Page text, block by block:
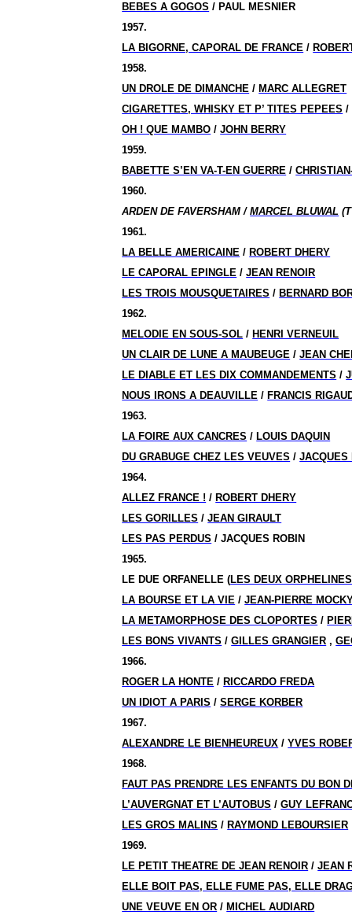
BEBES A GOGOS / PAUL MESNIER
1957.
LA BIGORNE, CAPORAL DE FRANCE /
1958.
UN DROLE DE DIMANCHE / MARC ALLEGRET
CIGARETTES, WHISKY ET P’ TITES PEPEES /
OH ! QUE MAMBO /JOHN BERRY
1959.
BABETTE S’EN VA-T-EN GUERRE /
1960.
ARDEN DE FAVERSHAM /MARCEL BLUWAL
1961.
LA BELLE AMERICAINE / ROBERT DHERY
LE CAPORAL EPINGLE /JEAN RENOIR
LES TROIS MOUSQUETAIRES / BERNARD
1962.
MELODIE EN SOUS-SOL / HENRI VERNEUIL
UN CLAIR DE LUNE A MAUBEUGE /JEAN
LE DIABLE ET LES DIX COMMANDEMENTS /
NOUS IRONS A DEAUVILLE / FRANCIS
1963.
LA FOIRE AUX CANCRES / LOUIS DAQUIN
DU GRABUGE CHEZ LES VEUVES /JACQUES
1964.
ALLEZ FRANCE ! / ROBERT DHERY
LES GORILLES /JEAN GIRAULT
LES PAS PERDUS / JACQUES ROBIN
1965.
LE DUE ORFANELLE (LES DEUX ORPHELINES
LA BOURSE ET LA VIE /JEAN-PIERRE
LA METAMORPHOSE DES CLOPORTES /
LES BONS VIVANTS /GILLES GRANGIER ,
1966.
ROGER LA HONTE / RICCARDO FREDA
UN IDIOT A PARIS /SERGE KORBER
1967.
ALEXANDRE LE BIENHEUREUX /YVES
1968.
FAUT PAS PRENDRE LES ENFANTS DU BON
L’AUVERGNAT ET L’AUTOBUS /GUY
LES GROS MALINS / RAYMOND LEBOURSIER
1969.
LE PETIT THEATRE DE JEAN RENOIR /JEAN
ELLE BOIT PAS, ELLE FUME PAS, ELLE
UNE VEUVE EN OR / MICHEL AUDIARD